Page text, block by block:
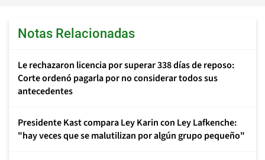
Notas Relacionadas
Le rechazaron licencia por superar 338 días de reposo:
Corte ordenó pagarla por no considerar todos sus
antecedentes
Presidente Kast compara Ley Karin con Ley Lafkenche:
"hay veces que se malutilizan por algún grupo pequeño"